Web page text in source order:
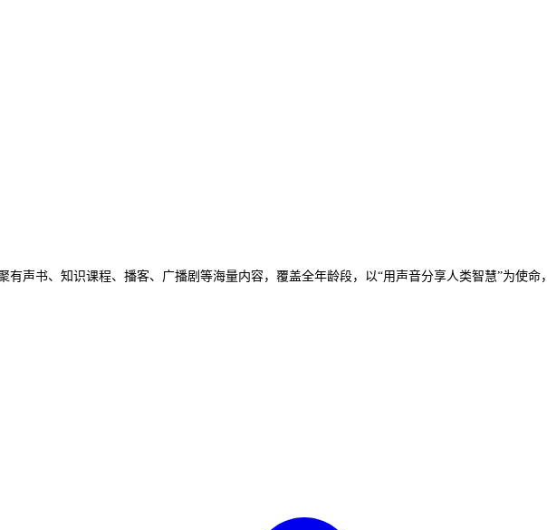
有声书、知识课程、播客、广播剧等海量内容，覆盖全年龄段，以“用声音分享人类智慧”为使命